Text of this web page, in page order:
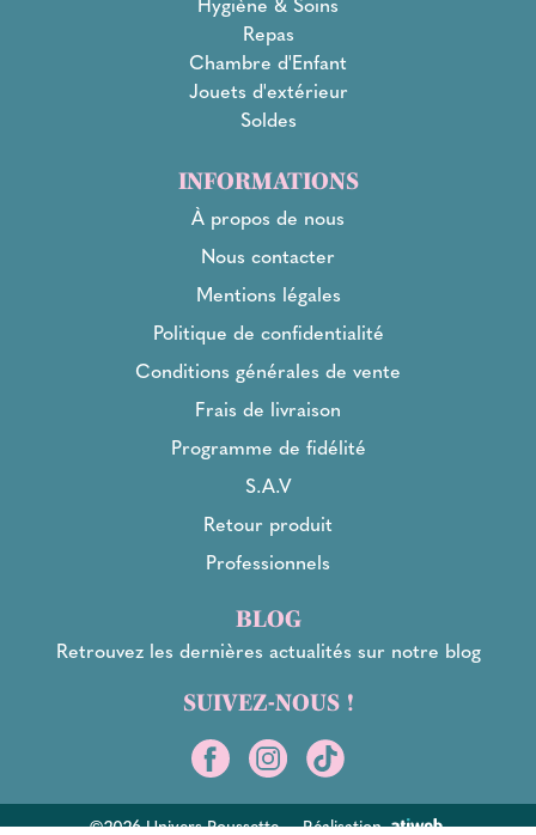
Repas
Chambre d'Enfant
Jouets d'extérieur
Soldes
INFORMATIONS
À propos de nous
Nous contacter
Mentions légales
Politique de confidentialité
Conditions générales de vente
Frais de livraison
Programme de fidélité
S.A.V
Retour produit
Professionnels
BLOG
Retrouvez les dernières actualités sur notre blog
SUIVEZ-NOUS !
©2026 Univers Poussette - Réalisation